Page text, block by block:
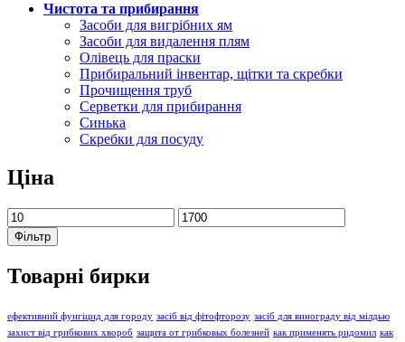
Чистота та прибирання
Засоби для вигрібних ям
Засоби для видалення плям
Олівець для праски
Прибиральний інвентар, щітки та скребки
Прочищення труб
Серветки для прибирання
Синька
Скребки для посуду
Ціна
Мінімальна
ціна
Найбільша
ціна
Фільтр
Товарні бирки
ефективний фунгіцид для городу засіб від фітофторозу засіб для винограду від мілдью
захист від грибкових хвороб защита от грибковых болезней как применять ридомил как